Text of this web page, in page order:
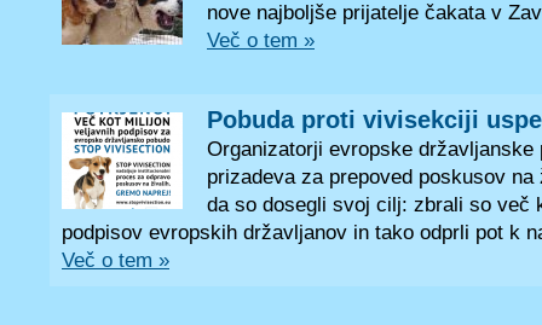
nove najboljše prijatelje čakata v
Več o tem »
Pobuda proti vivisekciji
Organizatorji evropske državljanske
prizadeva za prepoved poskusov
da so dosegli svoj cilj: zbrali so več
podpisov evropskih državljanov in tako odprli pot k
Več o tem »